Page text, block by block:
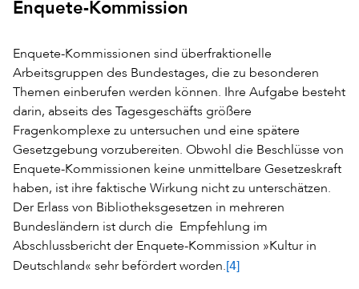
Enquete-Kommission
Enquete-Kommissionen sind überfraktionelle
Arbeitsgruppen des Bundestages, die zu besonderen
Themen einberufen werden können. Ihre Aufgabe besteht
darin, abseits des Tagesgeschäfts größere
Fragenkomplexe zu untersuchen und eine spätere
Gesetzgebung vorzubereiten. Obwohl die Beschlüsse von
Enquete-Kommissionen keine unmittelbare Gesetzeskraft
haben, ist ihre faktische Wirkung nicht zu unterschätzen.
Der Erlass von Bibliotheksgesetzen in mehreren
Bundesländern ist durch die Empfehlung im
Abschlussbericht der Enquete-Kommission »Kultur in
Deutschland« sehr befördert worden.[4]